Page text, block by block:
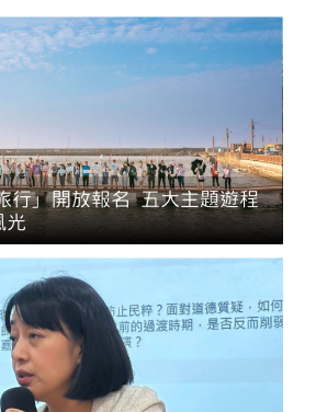
行」開放報名 五大主題遊程
光